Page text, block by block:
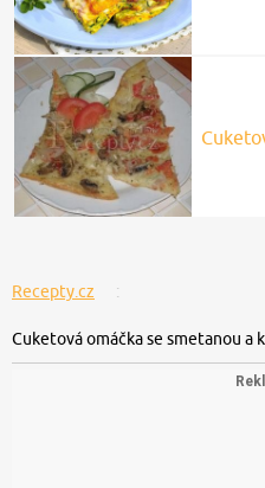
Recepty.cz
Cuketová omáčka se smetanou a